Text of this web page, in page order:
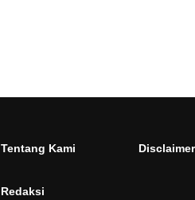
Tentang Kami Disclaimer
Redaksi